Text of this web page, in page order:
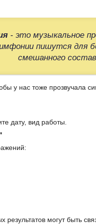
- это музыкальное
пишутся для
смешанного
у нас тоже прозвучала
дату, вид работы.
результатов могут быть